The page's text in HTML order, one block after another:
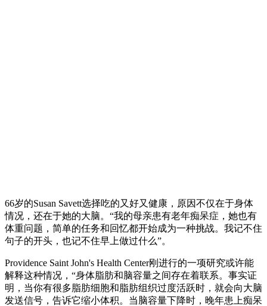
66岁的Susan Savett选择吃的又好又健康，原因不仅在于身体
情况，还在于她的大脑。“我的母亲患有老年痴呆症，她也有
体重问题，简单的任务和回忆都开始成为一种挑战。我记不住
句子的开头，也记不住早上做过什么”。
Providence Saint John's Health Center刚进行的一项研究或许能
解释这种情况，“身体脂肪和脑容量之间存在着联系。事实证
明，当你有很多脂肪细胞和脂肪组织过度活跃时，就会向大脑
发送信号，告诉它缩小体积。当脑容量下降时，晚年患上痴呆